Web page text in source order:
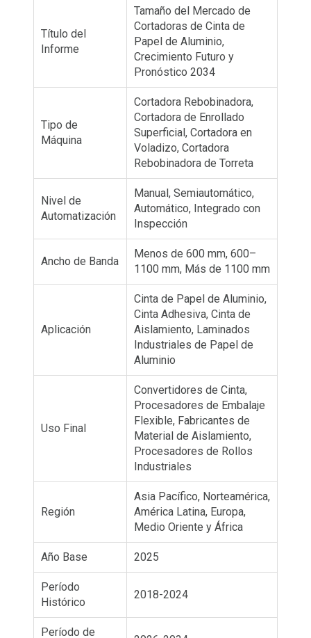
Título del
Informe
Tamaño del Mercado de
Cortadoras de Cinta de
Papel de Aluminio,
Crecimiento Futuro y
Pronóstico 2034
Tipo de
Máquina
Cortadora Rebobinadora,
Cortadora de Enrollado
Superficial, Cortadora en
Voladizo, Cortadora
Rebobinadora de Torreta
Nivel de
Automatización
Manual, Semiautomático,
Automático, Integrado con
Inspección
Ancho de Banda
Menos de 600 mm, 600–
1100 mm, Más de 1100 mm
Aplicación
Cinta de Papel de Aluminio,
Cinta Adhesiva, Cinta de
Aislamiento, Laminados
Industriales de Papel de
Aluminio
Uso Final
Convertidores de Cinta,
Procesadores de Embalaje
Flexible, Fabricantes de
Material de Aislamiento,
Procesadores de Rollos
Industriales
Región
Asia Pacífico, Norteamérica,
América Latina, Europa,
Medio Oriente y África
Año Base 2025
Período
Histórico
2018-2024
Período de